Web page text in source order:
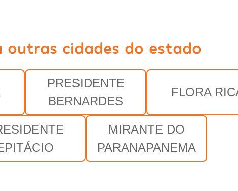
outras cidades do estado
PRESIDENTE
BERNARDES
FLORA
MIRANTE DO
PARANAPANEMA